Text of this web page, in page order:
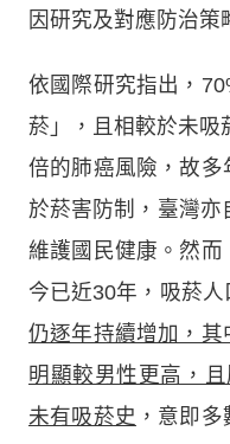
因研究及對應防治策
依國際研究指出，
菸」，且相較於未吸
倍的肺癌風險，故
於菸害防制，臺灣亦
維護國民健康。然
今已近30年，吸菸人
仍逐年持續增加，
明顯較男性更高，
未有吸菸史 ，意即